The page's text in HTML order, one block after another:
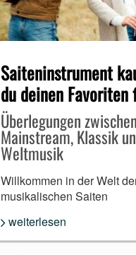
Saiteninstrument
du deinen Favoriten
Überlegungen zwischen
Mainstream, Klassik
Weltmusik
Willkommen in der Welt
musikalischen Saiten
weiterlesen